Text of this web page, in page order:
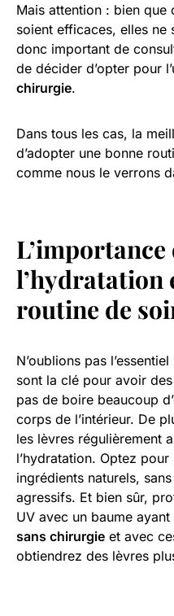
Mais attention : bien que
soient efficaces, elles ne
donc important de
de décider d’opter pour
chirurgie.
Dans tous les cas, la
d’adopter une bonne
comme nous le verrons
L’importance
l’hydratation
routine de
N’oublions pas
sont la clé pour avoir des
pas de boire beaucoup
corps de l’intérieur. De
les lèvres régulièrement
l’hydratation. Optez
ingrédients naturels,
agressifs. Et bien sûr,
UV avec un baume ayant
sans chirurgie et avec
obtiendrez des lèvres